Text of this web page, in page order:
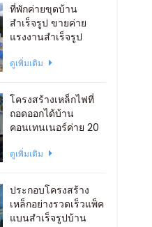
ที่พักค่ายขุดบ้าน
สำเร็จรูป ขายค่าย
แรงงานสำเร็จรูป
ดูเพิ่มเติม
โครงสร้างเหล็กไฟที่
ถอดออกได้บ้าน
คอนเทนเนอร์ค่าย 20
ดูเพิ่มเติม
ประกอบโครงสร้าง
เหล็กอย่างรวดเร็วแพ็ค
แบนสำเร็จรูปบ้าน